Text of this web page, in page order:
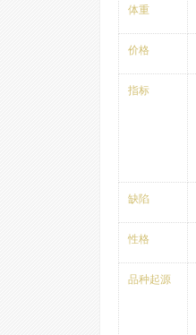
体重
价格
指标
缺陷
性格
品种起源